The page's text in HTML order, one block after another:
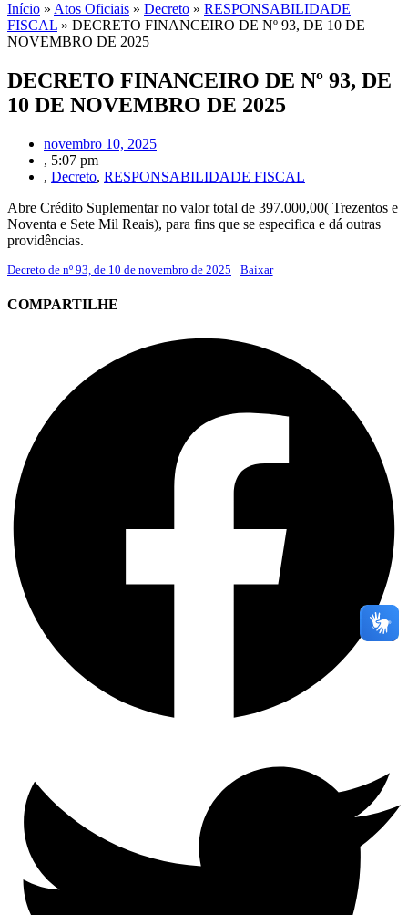
Início » Atos Oficiais » Decreto » RESPONSABILIDADE
FISCAL » DECRETO FINANCEIRO DE Nº 93, DE 10 DE
NOVEMBRO DE 2025
DECRETO FINANCEIRO DE Nº 93, DE
10 DE NOVEMBRO DE 2025
novembro 10, 2025
, 5:07 pm
, Decreto, RESPONSABILIDADE FISCAL
Abre Crédito Suplementar no valor total de 397.000,00( Trezentos e
Noventa e Sete Mil Reais), para fins que se especifica e dá outras
providências.
Decreto de nº 93, de 10 de novembro de 2025 Baixar
COMPARTILHE